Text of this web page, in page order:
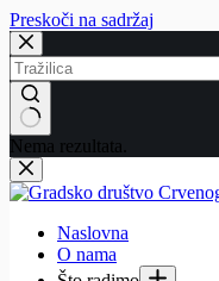
Preskoči na sadržaj
Nema rezultata.
Naslovna
O nama